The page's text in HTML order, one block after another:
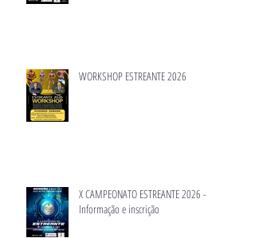
WORKSHOP ESTREANTE 2026
X CAMPEONATO ESTREANTE 2026 -
Informação e inscrição